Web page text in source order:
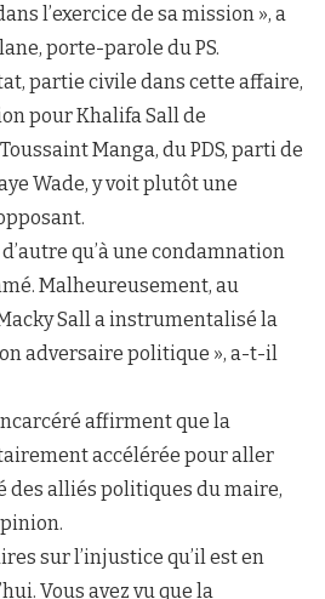
l’exercice de sa mission », a
porte-parole du PS.
partie civile dans cette affaire,
pour Khalifa Sall de
Manga, du PDS, parti de
Wade, y voit plutôt une
qu’à une condamnation
Malheureusement, au
Sall a instrumentalisé la
adversaire politique », a-t-il
affirment que la
accélérée pour aller
des alliés politiques du maire,
sur l’injustice qu’il est en
Vous avez vu que la